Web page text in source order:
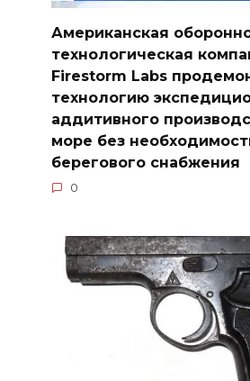
Американская
технологическая
Firestorm Labs
технологию
аддитивного
море без
берегового снабжения
0